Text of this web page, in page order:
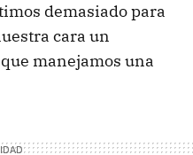
demasiado para
cara un
manejamos una